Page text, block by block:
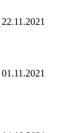
22.11.2021
01.11.2021